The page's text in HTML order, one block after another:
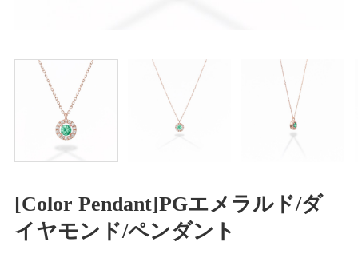
[Color Pendant]PGエメラルド/ダ
イヤモンド/ペンダント